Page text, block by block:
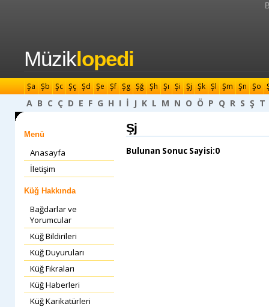
Müziklopedi
Şa Şb Şc Şç Şd Şe Şf Şg Şğ Şh Şı Şi Şj Şk Şl Şm Şn Şo
A B C Ç D E F G H I İ J K L M N O Ö P Q R S Ş T
Menü
Anasayfa
İletişim
Küğ Hakkında
Bağdarlar ve
Yorumcular
Küğ Bildirileri
Küğ Duyuruları
Küğ Fıkraları
Küğ Haberleri
Küğ Karikatürleri
Şj
Bulunan Sonuc Sayisi:0